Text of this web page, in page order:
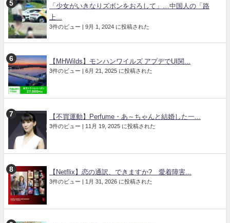
「少女がいきなりズボンをおろして」…中国人の「路
上...
3件のビュー | 9月 1, 2024 に投稿された
【MHWilds】モンハンワイルズ アプデでUI関...
3件のビュー | 6月 21, 2025 に投稿された
【不買運動】Perfume・あ～ちゃんと結婚した一...
3件のビュー | 11月 19, 2025 に投稿された
【Netflix】恋の通訳、できますか? 愛着障害...
3件のビュー | 1月 31, 2026 に投稿された